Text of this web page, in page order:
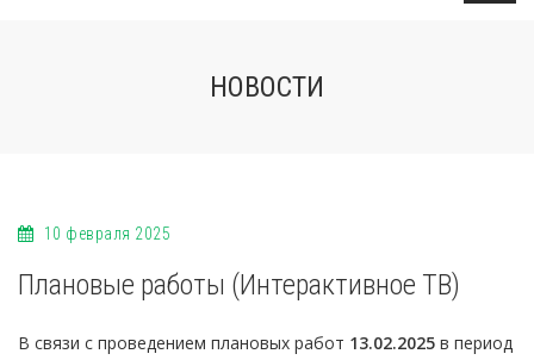
НОВОСТИ
10 февраля 2025
Плановые работы (Интерактивное ТВ)
В связи с проведением плановых работ 13.02.2025 в период